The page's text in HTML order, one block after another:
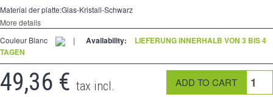
Medien
Espace PRO
Material der platte:Glas-Kristall-Schwarz
More details
Couleur Blanc
| Availability:
LIEFERUNG INNERHALB VON 3 BIS 4
TAGEN
49,36 € tax incl.